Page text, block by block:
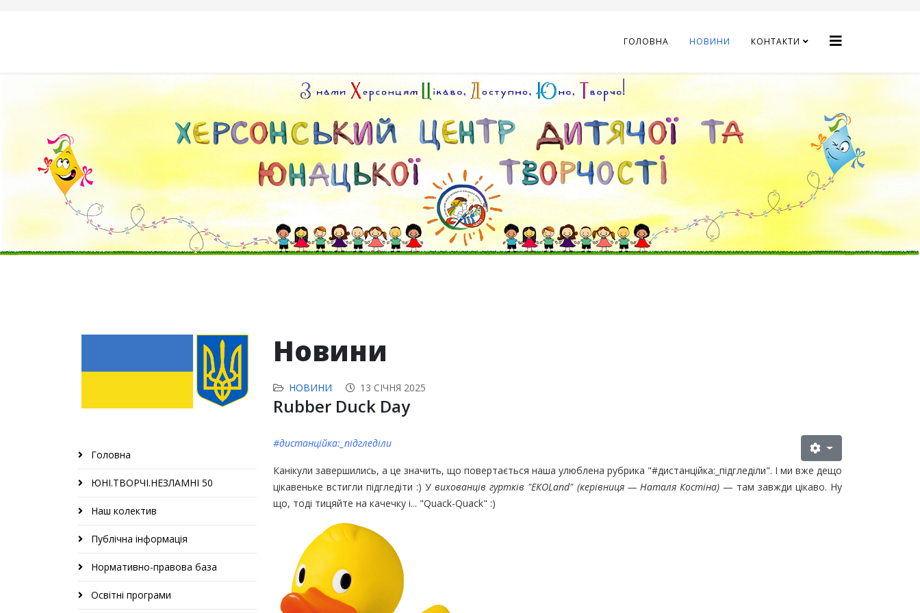
ГОЛОВНА НОВИНИ КОНТАКТИ
Головна
ЮНІ.ТВОРЧІ.НЕЗЛАМНІ 50
Наш колектив
Публічна інформація
Нормативно-правова база
Освітні програми
Новини
НОВИНИ 13 СІЧНЯ 2025
Rubber Duck Day
#дистанційка:_підгледіли
Канікули завершились, а це значить, що повертається наша улюблена рубрика "#дистанційка:_підгледіли". І ми вже дещо
цікавеньке встигли підгледіти :) Увихованців гуртків "ЕКОLand" (керівниця — Наталя Костіна)— там завжди цікаво. Ну
що, тоді тицяйте на качечку і... "Quack-Quack" :)